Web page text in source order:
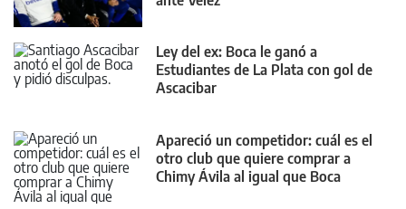
Ley del ex: Boca le ganó a
Estudiantes de La Plata con gol de
Ascacibar
Apareció un competidor: cuál es el
otro club que quiere comprar a
Chimy Ávila al igual que Boca